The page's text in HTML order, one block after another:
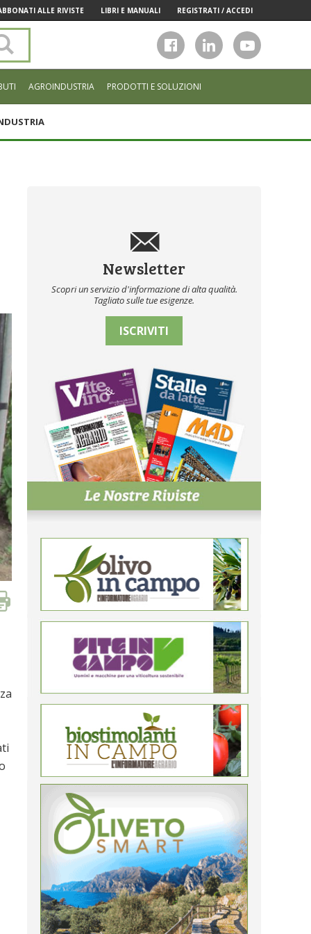
ALLE RIVISTE LIBRI E MANUALI REGISTRATI / ACCEDI
sito
AGROINDUSTRIA PRODOTTI E SOLUZIONI
Newsletter
Scopri un servizio d'informazione di alta qualità.
Tagliato sulle tue esigenze.
ISCRIVITI